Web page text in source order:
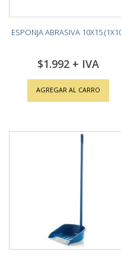
ESPONJA ABRASIVA 10X15
$1.992
AGREGAR AL CARRO